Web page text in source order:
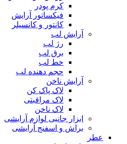
کرم پودر
فیکساتور آرایش
کانتور و کانسیلر
آرایش لب
رژ لب
برق لب
خط لب
حجم دهنده لب
آرایش ناخن
لاک پاک کن
لاک مراقبتی
لاک ناخن
ابزار جانبی لوازم آرایشی
براش و اسفنج آرایشی
عطر